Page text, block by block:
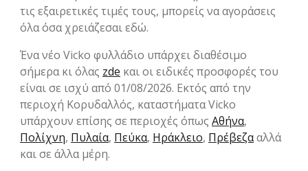
τις εξαιρετικές τιμές τους, μπορείς να αγοράσεις
όλα όσα χρειάζεσαι εδώ.
Ένα νέο Vicko φυλλάδιο υπάρχει διαθέσιμο
σήμερα κι όλας zde και οι ειδικές προσφορές του
είναι σε ισχύ από 01/08/2026. Εκτός από την
περιοχή Κορυδαλλός, καταστήματα Vicko
υπάρχουν επίσης σε περιοχές όπως Αθήνα,
Πολίχνη, Πυλαία, Πεύκα, Ηράκλειο, Πρέβεζααλλά
και σε άλλα μέρη.